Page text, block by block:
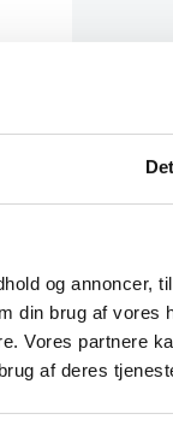
og annoncer,
din brug af
Vores partnere
af deres